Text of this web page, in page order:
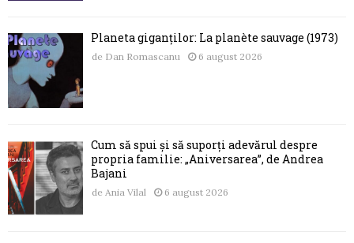
Planeta giganților: La planète sauvage (1973)
de Dan Romascanu 6 august 2026
Cum să spui și să suporți adevărul despre
propria familie: „Aniversarea”, de Andrea
Bajani
de Ania Vilal 6 august 2026